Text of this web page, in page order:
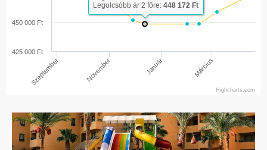
Szeptember November Január Március
425 000 Ft
450 000 Ft
Highcharts.com
Legolcsóbb ár 2 főre: 448 172 Ft